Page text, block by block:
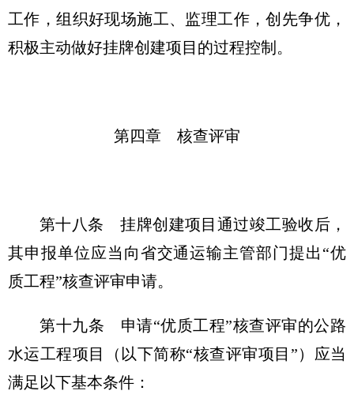
工作，组织好现场施工、监理工作，创先争优，
积极主动做好挂牌创建项目的过程控制。
第四章 核查评审
第十八条 挂牌创建项目通过竣工验收后，
其申报单位应当向省交通运输主管部门提出“优
质工程”核查评审申请。
第十九条 申请“优质工程”核查评审的公路
水运工程项目（以下简称“核查评审项目”）应当
满足以下基本条件：